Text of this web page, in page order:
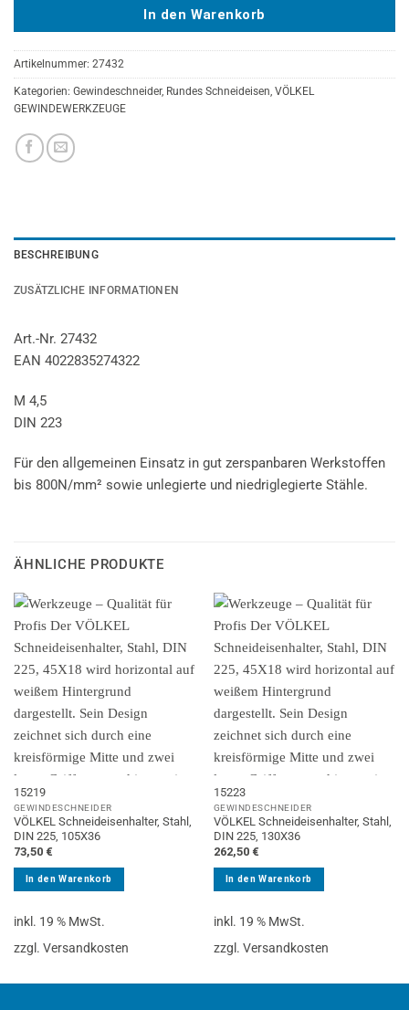
In den Warenkorb
Artikelnummer: 27432
Kategorien: Gewindeschneider, Rundes Schneideisen, VÖLKEL
GEWINDEWERKZEUGE
BESCHREIBUNG
ZUSÄTZLICHE INFORMATIONEN
Art.-Nr. 27432
EAN 4022835274322
M 4,5
DIN 223
Für den allgemeinen Einsatz in gut zerspanbaren Werkstoffen
bis 800N/mm² sowie unlegierte und niedriglegierte Stähle.
ÄHNLICHE PRODUKTE
15219
GEWINDESCHNEIDER
VÖLKEL Schneideisenhalter, Stahl,
DIN 225, 105X36
73,50 €
In den Warenkorb
inkl. 19 % MwSt.
zzgl. Versandkosten
15223
GEWINDESCHNEIDER
VÖLKEL Schneideisenhalter, Stahl,
DIN 225, 130X36
262,50 €
In den Warenkorb
inkl. 19 % MwSt.
zzgl. Versandkosten